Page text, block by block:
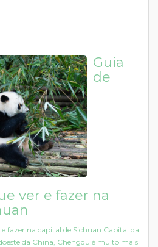
Guia
de
ver e fazer na
fazer na capital de Sichuan Capital da
da China, Chengdu é muito mais